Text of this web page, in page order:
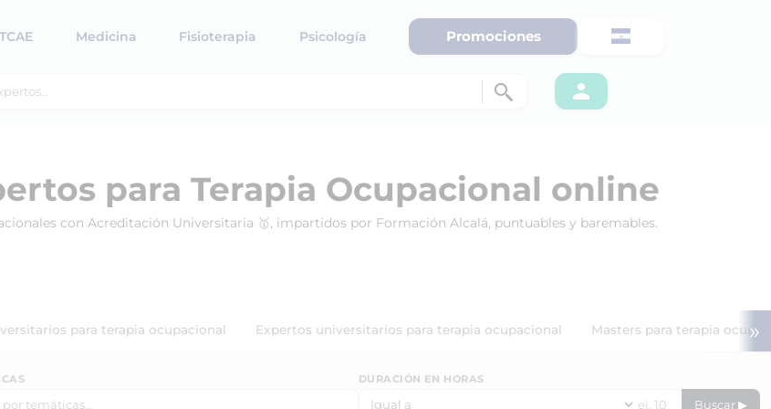
TCAE Medicina Fisioterapia Psicología Promociones
para Terapia Ocupacional online
con Acreditación Universitaria 🥇, impartidos por Formación Alcalá, puntuables y baremables.
para terapia ocupacional Expertos universitarios para terapia ocupacional Masters para terapia »
DURACIÓN EN HORAS
Buscar ▶